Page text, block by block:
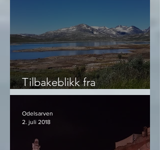
Tilbakeblikk fra
Vestjotunheimen
Odelsarven
2. juli 2018